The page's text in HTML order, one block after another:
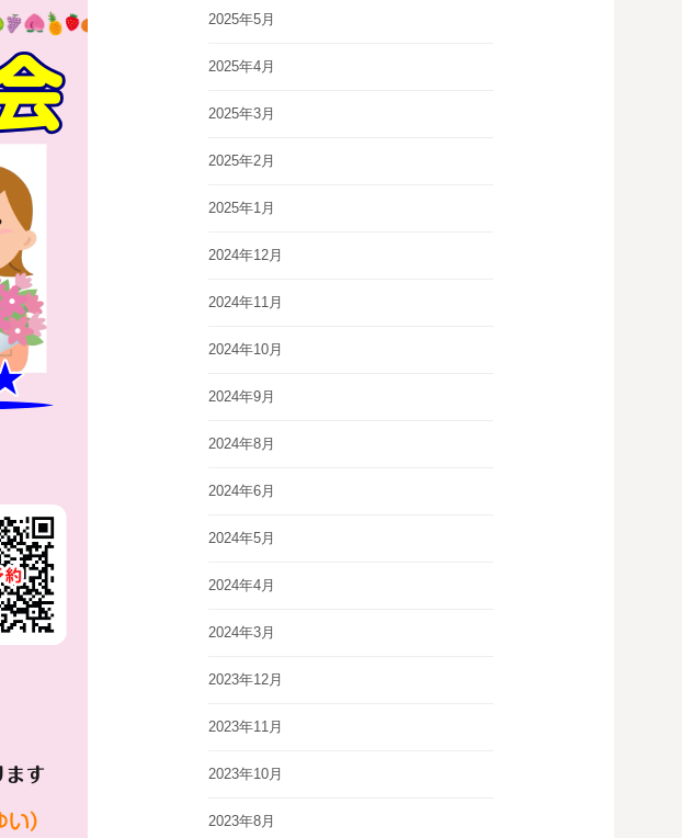
2025年5月
2025年4月
2025年3月
2025年2月
2025年1月
2024年12月
2024年11月
2024年10月
2024年9月
2024年8月
2024年6月
2024年5月
2024年4月
2024年3月
2023年12月
2023年11月
2023年10月
2023年8月